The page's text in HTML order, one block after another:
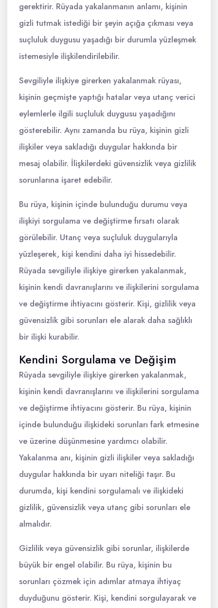
gerektirir. Rüyada yakalanmanın anlamı, kişinin
gizli tutmak istediği bir şeyin açığa çıkması veya
suçluluk duygusu yaşadığı bir durumla yüzleşmek
istemesiyle ilişkilendirilebilir.
Sevgiliyle ilişkiye girerken yakalanmak rüyası,
kişinin geçmişte yaptığı hatalar veya utanç verici
eylemlerle ilgili suçluluk duygusu yaşadığını
gösterebilir. Aynı zamanda bu rüya, kişinin gizli
ilişkiler veya sakladığı duygular hakkında bir
mesaj olabilir. İlişkilerdeki güvensizlik veya gizlilik
sorunlarına işaret edebilir.
Bu rüya, kişinin içinde bulunduğu durumu veya
ilişkiyi sorgulama ve değiştirme fırsatı olarak
görülebilir. Utanç veya suçluluk duygularıyla
yüzleşerek, kişi kendini daha iyi hissedebilir.
Rüyada sevgiliyle ilişkiye girerken yakalanmak,
kişinin kendi davranışlarını ve ilişkilerini sorgulama
ve değiştirme ihtiyacını gösterir. Kişi, gizlilik veya
güvensizlik gibi sorunları ele alarak daha sağlıklı
bir ilişki kurabilir.
Kendini Sorgulama ve Değişim
Rüyada sevgiliyle ilişkiye girerken yakalanmak,
kişinin kendi davranışlarını ve ilişkilerini sorgulama
ve değiştirme ihtiyacını gösterir. Bu rüya, kişinin
içinde bulunduğu ilişkideki sorunları fark etmesine
ve üzerine düşünmesine yardımcı olabilir.
Yakalanma anı, kişinin gizli ilişkiler veya sakladığı
duygular hakkında bir uyarı niteliği taşır. Bu
durumda, kişi kendini sorgulamalı ve ilişkideki
gizlilik, güvensizlik veya utanç gibi sorunları ele
almalıdır.
Gizlilik veya güvensizlik gibi sorunlar, ilişkilerde
büyük bir engel olabilir. Bu rüya, kişinin bu
sorunları çözmek için adımlar atmaya ihtiyaç
duyduğunu gösterir. Kişi, kendini sorgulayarak ve